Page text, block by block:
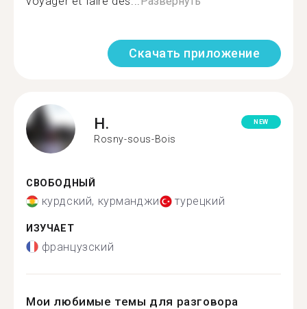
Скачать приложение
H.
Rosny-sous-Bois
NEW
СВОБОДНЫЙ
курдский, курманджи турецкий
ИЗУЧАЕТ
французский
Мои любимые темы для разговора